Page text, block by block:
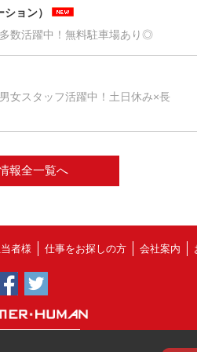
ョン）
数活躍中！無料駐車場あり◎
女スタッフ活躍中！土日休み×長
報全一覧へ
者様 仕事をお探しの方 会社案内